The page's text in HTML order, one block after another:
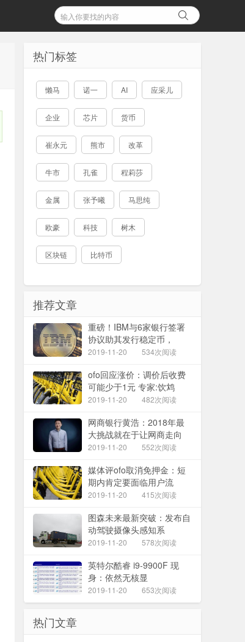
热门标签
懒马 诺一 AI 应采儿
企业 芯片 货币
崔永元 熊市 改革
牛市 孔雀 程莉莎
金属 张予曦 马思纯
欧豪 科技 树木
区块链 比特币
推荐文章
重磅！IBM与6家银行签署
协议助其发行稳定币，
2019-11-20 534次阅读
ofo回应涨价：调价后收费
可能少于1元 专家:饮鸩
2019-11-20 482次阅读
网商银行黄浩：2018年最
大挑战就在于让网商走向
2019-11-20 552次阅读
媒体评ofo取消免押金：短
期内肯定要面临用户流
2019-11-20 415次阅读
图森未来最新突破：发布自
动驾驶摄像头感知系
2019-11-20 578次阅读
英特尔酷睿 i9-9900F 现
身：依然无核显
2019-11-20 653次阅读
热门文章